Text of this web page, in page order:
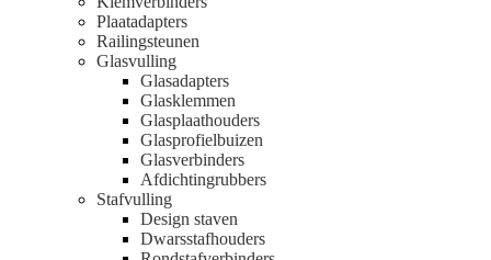
Plaatadapters
Railingsteunen
Glasvulling
Glasadapters
Glasklemmen
Glasplaathouders
Glasprofielbuizen
Glasverbinders
Afdichtingrubbers
Stafvulling
Design staven
Dwarsstafhouders